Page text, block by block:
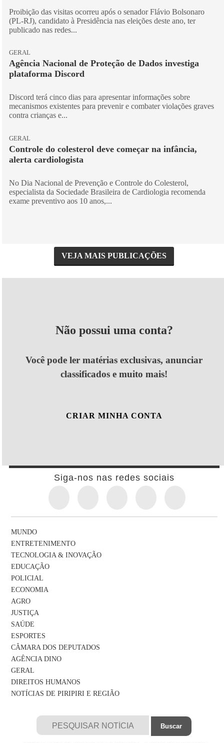
Proibição das visitas ocorreu após o senador Flávio Bolsonaro
(PL-RJ), candidato à Presidência nas eleições deste ano, ter
publicado nas redes...
GERAL
Agência Nacional de Proteção de Dados investiga
plataforma Discord
Discord terá cinco dias para apresentar informações sobre
mecanismos existentes para prevenir e combater violações graves
contra crianças e...
GERAL
Controle do colesterol deve começar na infância,
alerta cardiologista
No Dia Nacional de Prevenção e Controle do Colesterol,
especialista da Sociedade Brasileira de Cardiologia recomenda
exame preventivo aos 10 anos,...
VEJA MAIS PUBLICAÇÕES
Não possui uma conta?
Você pode ler matérias exclusivas, anunciar
classificados e muito mais!
CRIAR MINHA CONTA
Siga-nos nas redes sociais
MUNDO
ENTRETENIMENTO
TECNOLOGIA & INOVAÇÃO
EDUCAÇÃO
POLICIAL
ECONOMIA
AGRO
JUSTIÇA
SAÚDE
ESPORTES
CÂMARA DOS DEPUTADOS
AGÊNCIA DINO
GERAL
DIREITOS HUMANOS
NOTÍCIAS DE PIRIPIRI E REGIÃO